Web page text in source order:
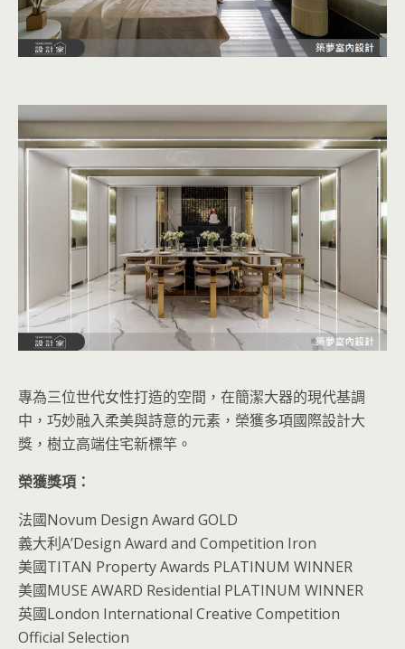
專為三位世代女性打造的空間，在簡潔大器的現代基調
中，巧妙融入柔美與詩意的元素，榮獲多項國際設計大
獎，樹立高端住宅新標竿。
榮獲獎項：
法國Novum Design Award GOLD
義大利A’Design Award and Competition Iron
美國TITAN Property Awards PLATINUM WINNER
美國MUSE AWARD Residential PLATINUM WINNER
英國London International Creative Competition
Official Selection